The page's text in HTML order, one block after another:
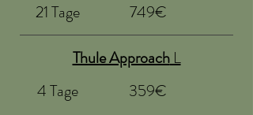
749€
21 Tage
Thule ApproachL
359€
4 Tage